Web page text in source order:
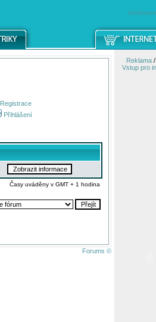
Registrace
Přihlášení
Časy uváděny v GMT + 1 hodina
Forums ©
Reklama/
Vstup pro